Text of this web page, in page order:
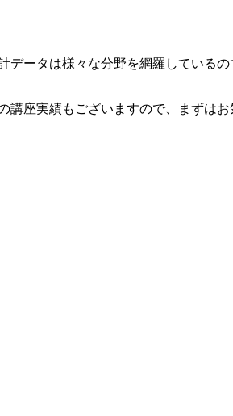
データは様々な分野を網羅しているの
講座実績もございますので、まずはお